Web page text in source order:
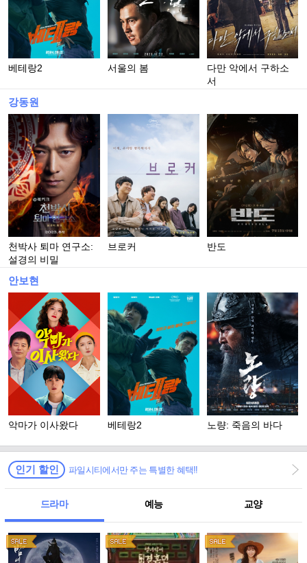
베테랑2 서울의 봄
다만 악에서 구하소
서
강동원
천박사 퇴마 연구소:
설경의 비밀
브로커 반도
안보현
악마가 이사왔다 베테랑2 노량: 죽음의 바다
인기 할인 파일시티에서만 주는 특별한 혜택!!
드라마 예능 교양